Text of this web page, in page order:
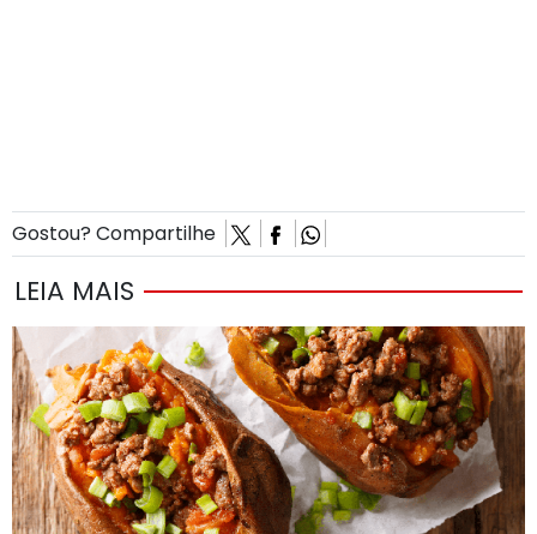
Gostou? Compartilhe
LEIA MAIS